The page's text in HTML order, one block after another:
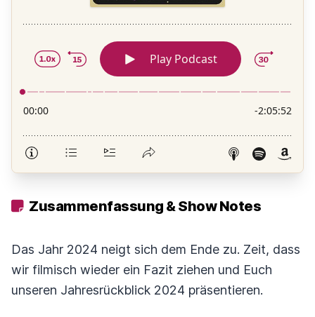
Zusammenfassung & Show Notes
Das Jahr 2024 neigt sich dem Ende zu. Zeit, dass
wir filmisch wieder ein Fazit ziehen und Euch
unseren Jahresrückblick 2024 präsentieren.